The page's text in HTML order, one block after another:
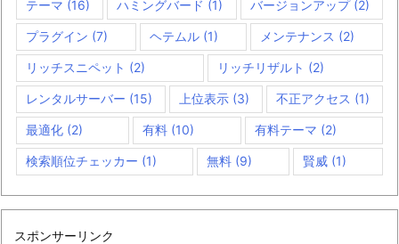
テーマ (16) ハミングバード (1) バージョンアップ(2)
プラグイン (7) ヘテムル (1) メンテナンス (2)
リッチスニペット (2) リッチリザルト (2)
レンタルサーバー (15) 上位表示 (3) 不正アクセス (1)
最適化 (2) 有料 (10) 有料テーマ (2)
検索順位チェッカー (1) 無料 (9) 賢威(1)
スポンサーリンク